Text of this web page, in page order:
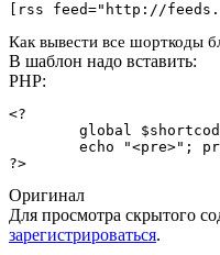
[rss feed="http://
Как вывести все шорткоды
В шаблон надо вставить:
PHP:
<?
global
echo "<pre>";
?>
Оригинал
Для просмотра скрытого
зарегистрироваться.